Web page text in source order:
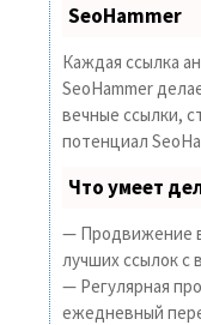
SeoHammer
Каждая ссылка
SeoHammer
вечные ссылки,
потенциал
Что умеет
— Продвижение в
лучших ссылок с
— Регулярная
ежедневный